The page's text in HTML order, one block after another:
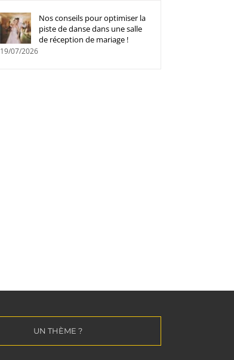
Nos conseils pour optimiser la
piste de danse dans une salle
de réception de mariage !
19/07/2026
UN THÈME ?